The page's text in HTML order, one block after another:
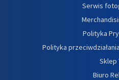
Serwis
Polityka
Polityka
Sklep
Biuro